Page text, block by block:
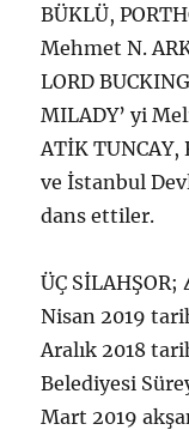
BÜKLÜ,
Mehmet N.
LORD
MILADY’ yi
ATİK TUNCAY,
ve İstanbul
dans ettiler.
ÜÇ SİLAHŞOR;
Nisan 2019
Aralık 2018
Belediyesi
Mart 2019